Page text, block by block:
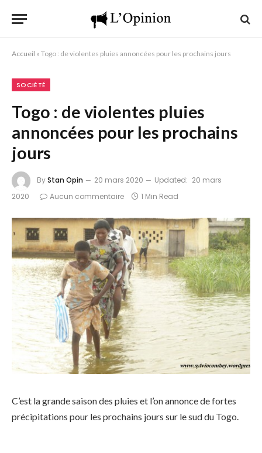
Accueil » Togo : de violentes pluies annoncées pour les prochains jours
SOCIÉTÉ
Togo : de violentes pluies
annoncées pour les prochains
jours
ByStan Opin 20 mars 2020 Updated: 20 mars
2020
Aucun commentaire 1 Min Read
C’est la grande saison des pluies et l’on annonce de fortes
précipitations pour les prochains jours sur le sud du Togo.